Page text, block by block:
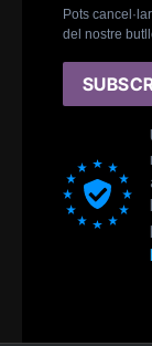
Pots
del nostre